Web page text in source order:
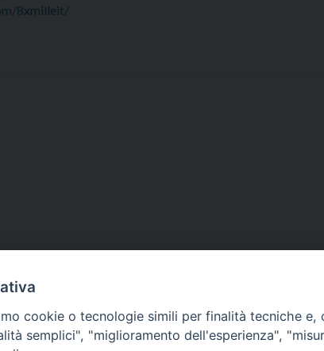
8xmilleit/
cookie o tecnologie simili per finalità tecniche
semplici", "miglioramento dell'esperienza",